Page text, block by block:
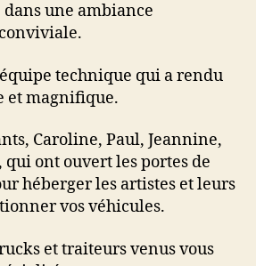
une ambiance
technique qui a rendu
et magnifique.
Caroline, Paul, Jeannine,
qui ont ouvert les portes de
héberger les artistes et leurs
vos véhicules.
et traiteurs venus vous